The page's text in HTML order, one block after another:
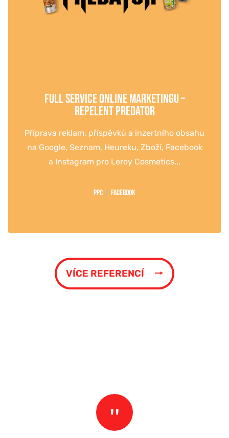
FULL SERVICE ONLINE MARKETINGU –
REPELENT PREDATOR
Příprava reklam, příspěvků a inzertního obsahu
na Google, Seznam, Heureku, Zboží, Facebook
a Instagram pro Leroy Cosmetics...
PPC / Facebook
VÍCE REFERENCÍ